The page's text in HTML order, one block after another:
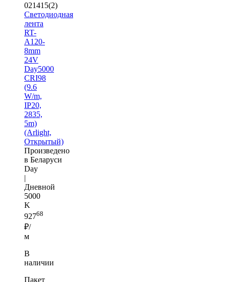
021415(2)
Светодиодная
лента
RT-
A120-
8mm
24V
Day5000
CRI98
(9.6
W/m,
IP20,
2835,
5m)
(Arlight,
Открытый)
Произведено
в Беларуси
Day
|
Дневной
5000
K
92768
₽/
м
В
наличии
Пакет